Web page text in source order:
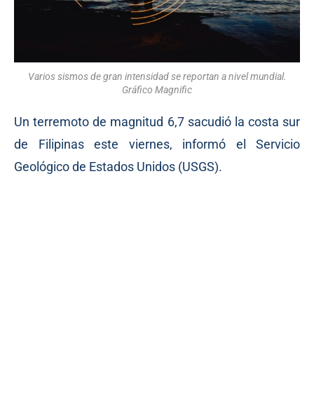
Varios sismos de gran intensidad se reportan a nivel mundial.
Gráfico Magnific
Un terremoto de magnitud 6,7 sacudió la costa sur
de Filipinas este viernes, informó el Servicio
Geológico de Estados Unidos (USGS).